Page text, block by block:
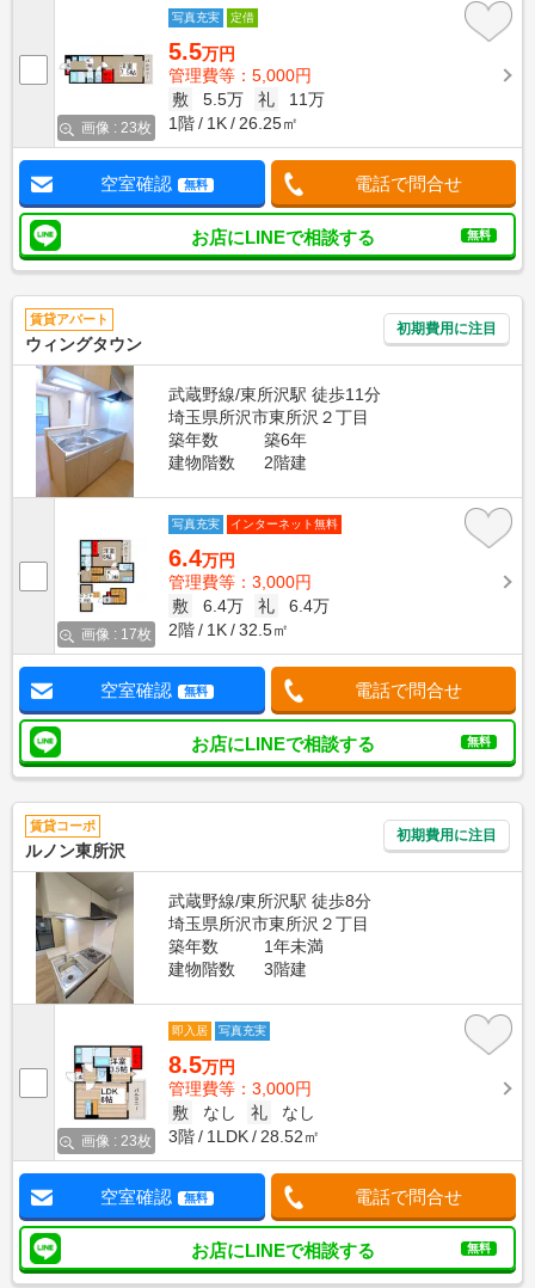
画像 : 23枚
写真充実 定借
5.5万円
管理費等：5,000円
敷
5.5万 礼
11万
1階
1K 26.25㎡
空室確認 無料 電話で問合せ
お店にLINEで相談する 無料
賃貸アパート
ウィングタウン
初期費用に注目
武蔵野線/東所沢駅 徒歩11分
埼玉県所沢市東所沢２丁目
築年数
築6年
建物階数
2階建
画像 : 17枚
写真充実 インターネット無料
6.4万円
管理費等：3,000円
敷
6.4万 礼
6.4万
2階
1K 32.5㎡
空室確認 無料 電話で問合せ
お店にLINEで相談する 無料
賃貸コーポ
ルノン東所沢
初期費用に注目
武蔵野線/東所沢駅 徒歩8分
埼玉県所沢市東所沢２丁目
築年数
1年未満
建物階数
3階建
画像 : 23枚
即入居 写真充実
8.5万円
管理費等：3,000円
敷
なし 礼
なし
3階
1LDK 28.52㎡
空室確認 無料 電話で問合せ
お店にLINEで相談する 無料